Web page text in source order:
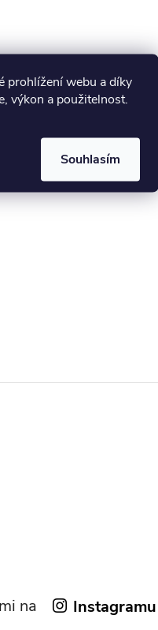
prohlížení webu a díky
výkon a použitelnost.
Souhlasím
na Instagramu